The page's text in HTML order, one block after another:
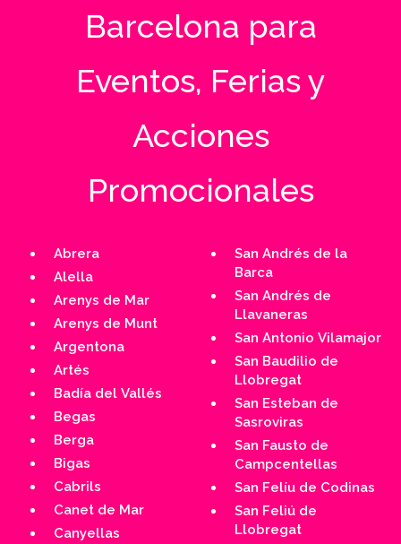
Barcelona para
Eventos, Ferias y
Acciones
Promocionales
Abrera
Alella
Arenys de Mar
Arenys de Munt
Argentona
Artés
Badía del Vallés
Begas
Berga
Bigas
Cabrils
Canet de Mar
Canyellas
San Andrés de la
Barca
San Andrés de
Llavaneras
San Antonio Vilamajor
San Baudilio de
Llobregat
San Esteban de
Sasroviras
San Fausto de
Campcentellas
San Felíu de Codinas
San Feliú de
Llobregat